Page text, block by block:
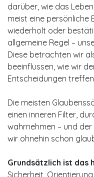
darüber, wie das
meist eine persönliche
wiederholt oder
allgemeine Regel –
Diese betrachten wir
beeinflussen, wie wir
Entscheidungen
Die meisten
einen inneren Filter,
wahrnehmen – und
wir ohnehin schon
Grundsätzlich ist das
Sicherheit,